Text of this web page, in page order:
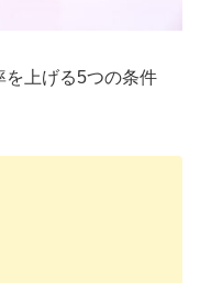
を上げる5つの条件